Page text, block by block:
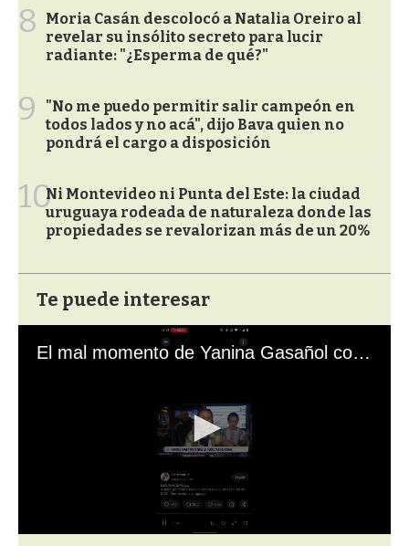
8
Moria Casán descolocó a Natalia Oreiro al
revelar su insólito secreto para lucir
radiante: "¿Esperma de qué?"
9
"No me puedo permitir salir campeón en
todos lados y no acá", dijo Bava quien no
pondrá el cargo a disposición
10Ni Montevideo ni Punta del Este: la ciudad
uruguaya rodeada de naturaleza donde las
propiedades se revalorizan más de un 20%
Te puede interesar
El mal momento de Yanina Gasañol con un hincha argentino en "Subrayado"